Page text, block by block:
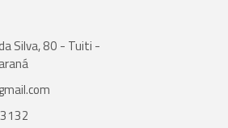
Silva, 80 - Tuiti -